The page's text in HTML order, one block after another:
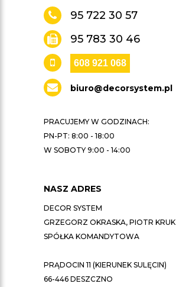
95 722 30 57
95 783 30 46
608 921 068
biuro@decorsystem.pl
PRACUJEMY W GODZINACH:
PN-PT: 8:00 - 18:00
W SOBOTY 9:00 - 14:00
NASZ ADRES
DECOR SYSTEM
GRZEGORZ OKRASKA, PIOTR KRUK
SPÓŁKA KOMANDYTOWA
PRĄDOCIN 11 (KIERUNEK SULĘCIN)
66-446 DESZCZNO